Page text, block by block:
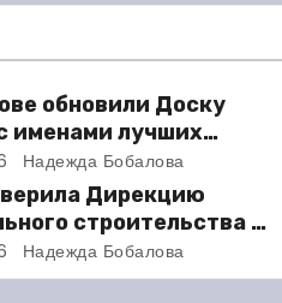
обновили Доску
именами лучших
Фото
Надежда Бобалова
Дирекцию
строительства в
и нашла множество
Надежда Бобалова